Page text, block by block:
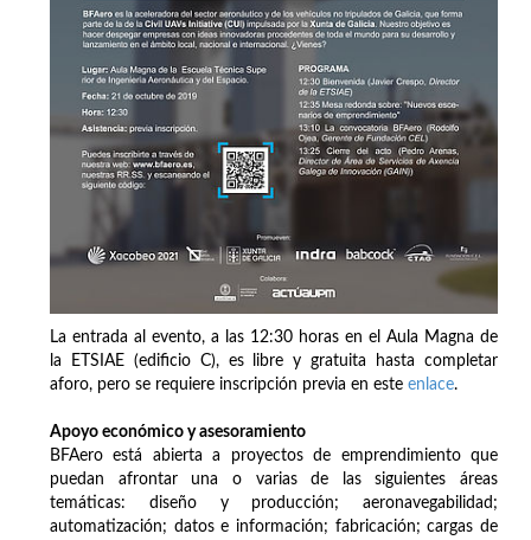
La entrada al evento, a las 12:30 horas en el Aula Magna de
la ETSIAE (edificio C), es libre y gratuita hasta completar
aforo, pero se requiere inscripción previa en este enlace.
Apoyo económico y asesoramiento
BFAero está abierta a proyectos de emprendimiento que
puedan afrontar una o varias de las siguientes áreas
temáticas: diseño y producción; aeronavegabilidad;
automatización; datos e información; fabricación; cargas de